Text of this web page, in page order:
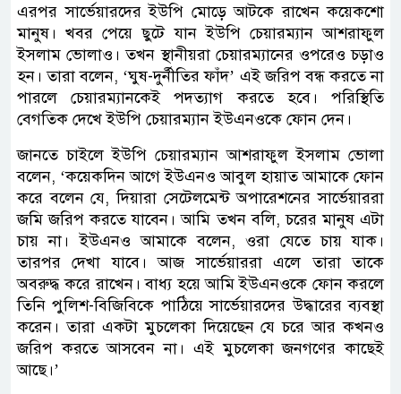
এরপর সার্ভেয়ারদের ইউপি মোড়ে আটকে রাখেন কয়েকশো
মানুষ। খবর পেয়ে ছুটে যান ইউপি চেয়ারম্যান আশরাফুল
ইসলাম ভোলাও। তখন স্থানীয়রা চেয়ারম্যানের ওপরেও চড়াও
হন। তারা বলেন, ‘ঘুষ-দুর্নীতির ফাঁদ’ এই জরিপ বন্ধ করতে না
পারলে চেয়ারম্যানকেই পদত্যাগ করতে হবে। পরিস্থিতি
বেগতিক দেখে ইউপি চেয়ারম্যান ইউএনওকে ফোন দেন।
জানতে চাইলে ইউপি চেয়ারম্যান আশরাফুল ইসলাম ভোলা
বলেন, ‘কয়েকদিন আগে ইউএনও আবুল হায়াত আমাকে ফোন
করে বলেন যে, দিয়ারা সেটেলমেন্ট অপারেশনের সার্ভেয়াররা
জমি জরিপ করতে যাবেন। আমি তখন বলি, চরের মানুষ এটা
চায় না। ইউএনও আমাকে বলেন, ওরা যেতে চায় যাক।
তারপর দেখা যাবে। আজ সার্ভেয়াররা এলে তারা তাকে
অবরুদ্ধ করে রাখেন। বাধ্য হয়ে আমি ইউএনওকে ফোন করলে
তিনি পুলিশ-বিজিবিকে পাঠিয়ে সার্ভেয়ারদের উদ্ধারের ব্যবস্থা
করেন। তারা একটা মুচলেকা দিয়েছেন যে চরে আর কখনও
জরিপ করতে আসবেন না। এই মুচলেকা জনগণের কাছেই
আছে।’